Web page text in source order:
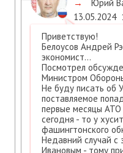
→
Юрий
13.05.2024
Приветствую!
Белоусов Андрей
экономист...
Посмотрел
Министром
Не буду писать об
поставляемое
первые месяцы
сегодня - то у
фашингтонского
Недавний случай
Ивановым - тому